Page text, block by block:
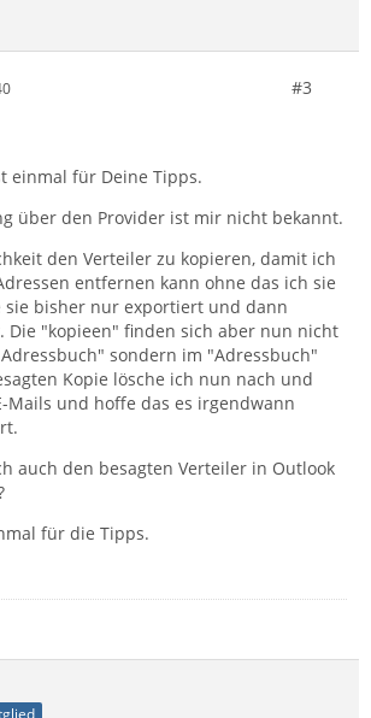
#3
einmal für Deine Tipps.
über den Provider ist mir nicht bekannt.
den Verteiler zu kopieren, damit ich
entfernen kann ohne das ich sie
sie bisher nur exportiert und dann
"kopieen" finden sich aber nun nicht
sondern im "Adressbuch"
Kopie lösche ich nun nach und
Mails und hoffe das es irgendwann
auch den besagten Verteiler in Outlook
für die Tipps.